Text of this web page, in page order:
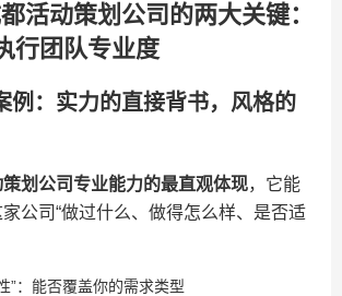
活动策划公司的两大关键：
行团队专业度
例：实力的直接背书，风格的
划公司专业能力的最直观体现​​，它能
公司“做过什么、做得怎么样、是否适
”：能否覆盖你的需求类型